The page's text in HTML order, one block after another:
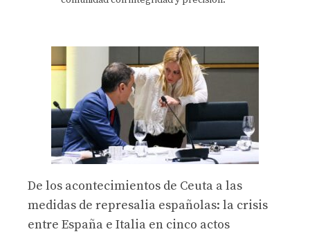
De los acontecimientos de Ceuta a las
medidas de represalia españolas: la crisis
entre España e Italia en cinco actos